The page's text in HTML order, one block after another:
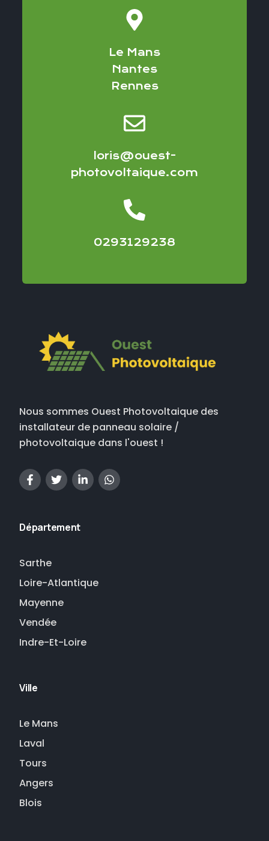
Le Mans
Nantes
Rennes
loris@ouest-
photovoltaique.com
0293129238
Nous sommes Ouest Photovoltaique des
installateur de panneau solaire /
photovoltaique dans l'ouest !
Département
Sarthe
Loire-Atlantique
Mayenne
Vendée
Indre-Et-Loire
Ville
Le Mans
Laval
Tours
Angers
Blois